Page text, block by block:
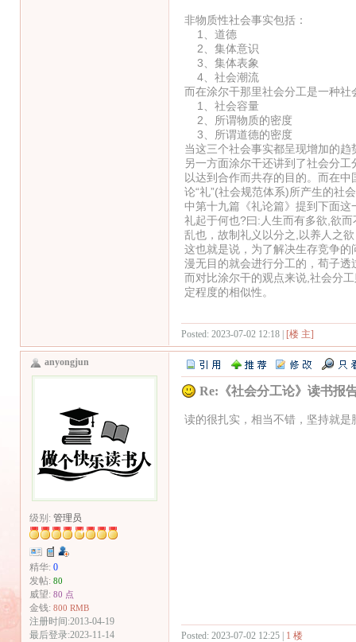
非物质性社会事实包括：
1、道德
2、集体意识
3、集体表象
4、社会潮流
而在涂尔干那里社会分工是一种
1、社会容量
2、所谓物质的密度
3、所谓道德的密度
当这三个社会事实都呈现增加的
另一方面涂尔干还讲到了社会分
以达到合作而共存的目的。而在
论“礼”(社会规范体系)所产生的社
中第十九篇《礼论篇》提到下面这
礼起于何也?曰:人生而有多欲,欲
乱也，故制礼义以分之,以养人之
这也就是说，为了解决生存竞争
漫无目的就会进行分工的，荀子
而对比涂尔干的观点来说,社会分
定程度的相似性。
Posted: 2023-07-02 12:18 | [楼 主]
anyongjun
级别: 管理员
精华: 0
发帖: 80
威望: 80 点
金钱: 800 RMB
注册时间:2013-04-19
最后登录:2023-11-14
Re:《社会分工论》读书报
读的很扎实，相当不错，坚持就是
Posted: 2023-07-02 12:25 | 1 楼